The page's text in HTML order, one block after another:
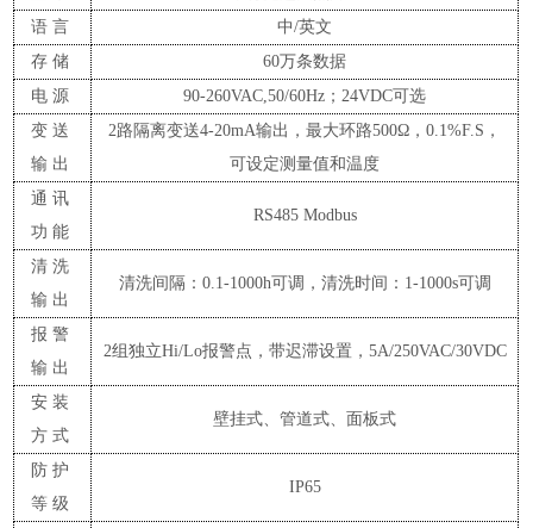
语言
中/英文
存储
60万条数据
电源
90-260VAC,50/60Hz；24VDC可选
变送
输出
2路隔离变送4-20mA输出，最大环路500Ω，0.1%F.S，
可设定测量值和温度
通讯
功能
RS485 Modbus
清洗
输出
清洗间隔：0.1-1000h可调，清洗时间：1-1000s可调
报警
输出
2组独立Hi/Lo报警点，带迟滞设置，5A/250VAC/30VDC
安装
方式
壁挂式、管道式、面板式
防护
等级
IP65